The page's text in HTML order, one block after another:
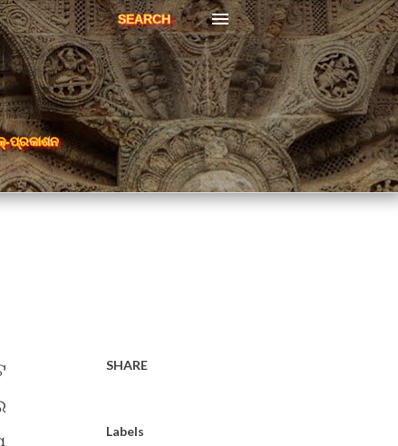
SEARCH
ପ୍ରକାଶନ
SHARE
Labels